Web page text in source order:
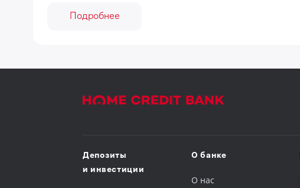
Подробнее
Депозиты
и инвестиции
О банке
О нас